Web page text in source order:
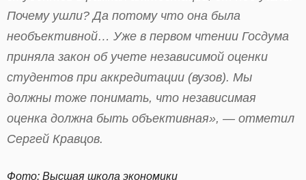
Почему ушли? Да потому что она была
необъективной… Уже в первом чтении Госдума
приняла закон об учете независимой оценки
студентов при аккредитации (вузов). Мы
должны тоже понимать, что независимая
оценка должна быть объективная», — отметил
Сергей Кравцов.
Фото: Высшая школа экономики